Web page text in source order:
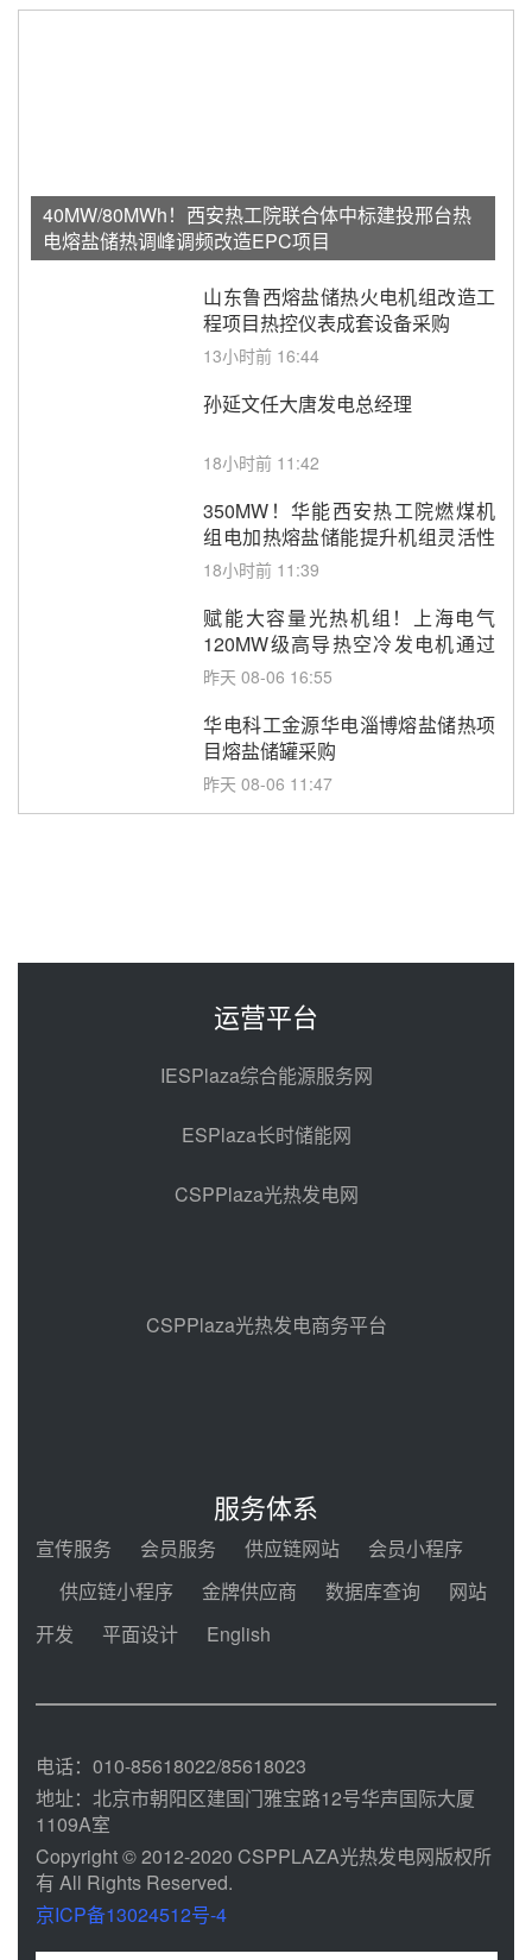
40MW/80MWh！西安热工院联合体中标建投邢台热
电熔盐储热调峰调频改造EPC项目
山东鲁西熔盐储热火电机组改造工
程项目热控仪表成套设备采购
13小时前 16:44
孙延文任大唐发电总经理
18小时前 11:42
350MW！华能西安热工院燃煤机
组电加热熔盐储能提升机组灵活性
改造项目初步设计第三方评审服务
18小时前 11:39
赋能大容量光热机组！上海电气
120MW级高导热空冷发电机通过
型式试验
昨天 08-06 16:55
华电科工金源华电淄博熔盐储热项
目熔盐储罐采购
昨天 08-06 11:47
光热示范电站二列蒸汽发生器设备
热发电工程EPC总承包项目熔盐截
昊森机电中标新疆华电天山北麓基
地100MW光热发电工程EPC总承
包项目熔盐介质超声波流量计采购
前天 08-05 17:09
前天 08-05 14:48
2026-2029年熔盐介质框架协议
中能建华中试研院中标重能新疆
100MW光热项目机组调试及性能
试验
前天 08-05 10:41
规模化助力构建绿色低碳电力供给
运营平台
IESPlaza综合能源服务网
ESPlaza长时储能网
CSPPlaza光热发电网
CSPPlaza光热发电商务平台
服务体系
宣传服务 会员服务 供应链网站
会员小程序
供应链小程序
金牌供应商 数据库查询
网站
开发
平面设计 English
电话：010-85618022/85618023
地址：北京市朝阳区建国门雅宝路12号华声国际大厦
1109A室
Copyright © 2012-2020 CSPPLAZA光热发电网版权所
有 All Rights Reserved.
京ICP备13024512号-4